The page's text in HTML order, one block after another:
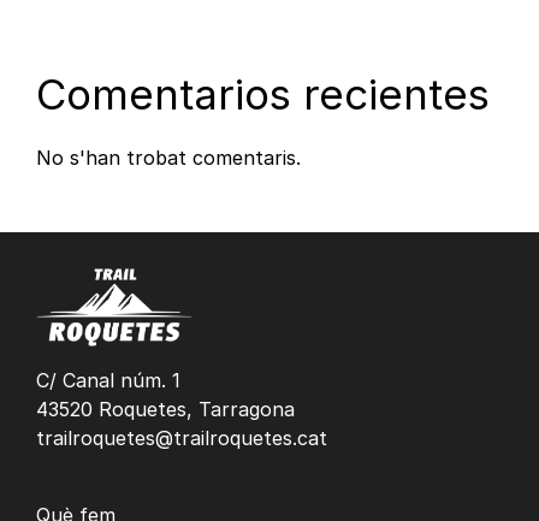
Comentarios recientes
No s'han trobat comentaris.
C/ Canal núm. 1
43520 Roquetes, Tarragona
trailroquetes@trailroquetes.cat
Què fem